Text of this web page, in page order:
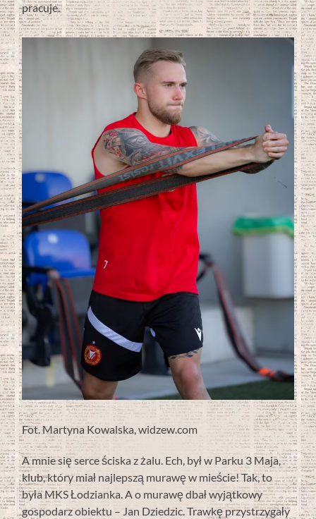
pracuje.
Fot. Martyna Kowalska, widzew.com
A mnie się serce ściska z żalu. Ech, był w Parku 3 Maja,
klub, który miał najlepszą murawę w mieście! Tak, to
była MKS Łodzianka. A o murawę dbał wyjątkowy
gospodarz obiektu – Jan Dziedzic. Trawkę przystrzygały